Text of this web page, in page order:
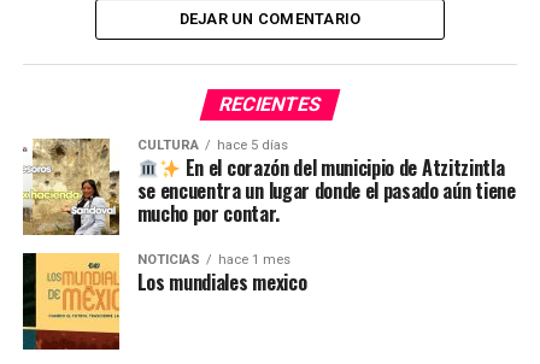
Castilla, queso de cabra, almendra, crema y un toque de
leche. “Todo se hace con dedicación, con cariño y, sobre
todo, con amor a Puebla”, aseguran.
Con 26 años preparando chiles en nogada en este mismo
# 507 en Ciudad Serdán, donde cada chile es un homenaje
a la historia familiar y a la riqueza culinaria de México.
TEMAS RELACIONADOS
SIGUE CON
¡Éxito total en el Torneo de Ajedrez en el municipio
de Esperanza!
DEJAR UN COMENTARIO
RECIENTES
CULTURA hace 5 días
En el corazón del municipio de Atzitzintla
se encuentra un lugar donde el pasado aún tiene
mucho por contar.
NOTICIAS hace 1 mes
Los mundiales mexico